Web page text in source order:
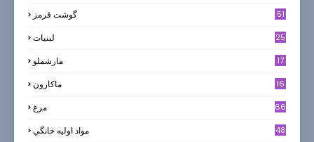
گوشت قرمز 51
لبنيات 25
مارشملو 17
ماکارون 16
مرغ 66
مواد اوليه خانگي 48